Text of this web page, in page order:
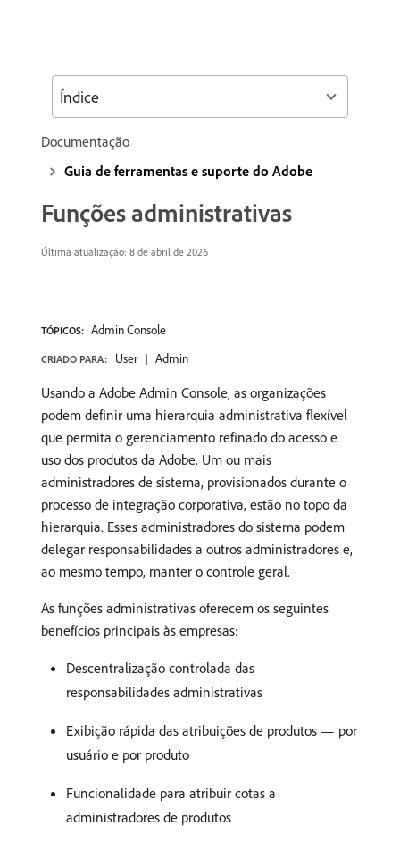
Documentação
Guia de ferramentas e suporte do Adobe
Funções administrativas
Última atualização: 8 de abril de 2026
TÓPICOS: Admin Console
CRIADO PARA: User Admin
Usando a Adobe Admin Console, as organizações
podem definir uma hierarquia administrativa flexível
que permita o gerenciamento refinado do acesso e
uso dos produtos da Adobe. Um ou mais
administradores de sistema, provisionados durante o
processo de integração corporativa, estão no topo da
hierarquia. Esses administradores do sistema podem
delegar responsabilidades a outros administradores e,
ao mesmo tempo, manter o controle geral.
As funções administrativas oferecem os seguintes
benefícios principais às empresas:
Descentralização controlada das
responsabilidades administrativas
Exibição rápida das atribuições de produtos — por
usuário e por produto
Funcionalidade para atribuir cotas a
administradores de produtos
Índice